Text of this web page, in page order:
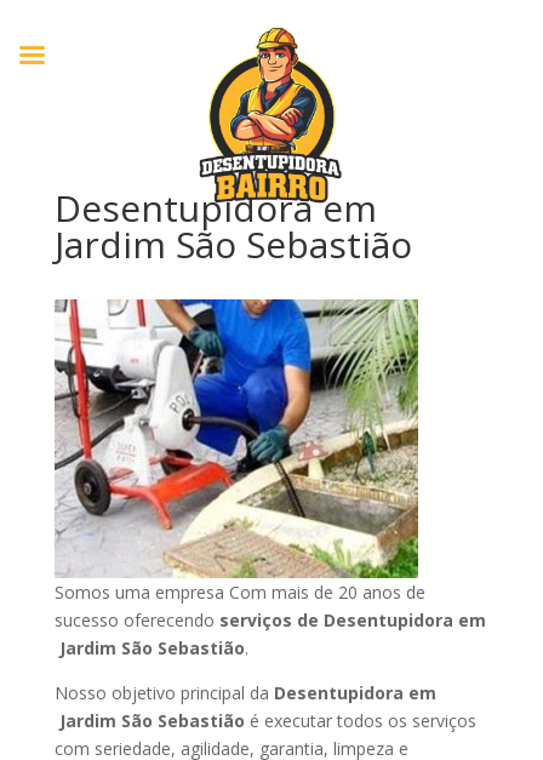
Desentupidora em
Jardim São Sebastião
Somos uma empresa Com mais de 20 anos de
sucesso oferecendo serviços de Desentupidora em
Jardim São Sebastião.
Nosso objetivo principal da Desentupidora em
Jardim São Sebastião é executar todos os serviços
com seriedade, agilidade, garantia, limpeza e